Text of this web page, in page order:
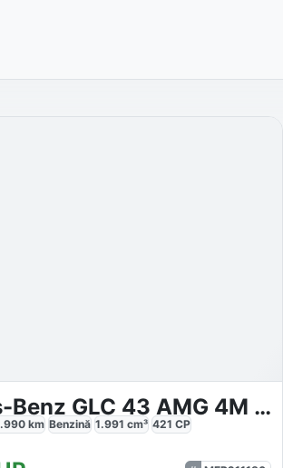
Mercedes-Benz GLC 43 AMG 4M Coupe AMG
km Benzină 1.991 cm³ 421 CP